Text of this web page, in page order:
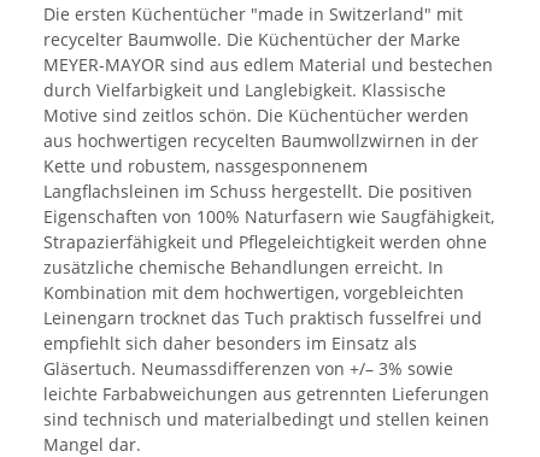
Die ersten Küchentücher "made in Switzerland" mit
recycelter Baumwolle. Die Küchentücher der Marke
MEYER-MAYOR sind aus edlem Material und bestechen
durch Vielfarbigkeit und Langlebigkeit. Klassische
Motive sind zeitlos schön. Die Küchentücher werden
aus hochwertigen recycelten Baumwollzwirnen in der
Kette und robustem, nassgesponnenem
Langflachsleinen im Schuss hergestellt. Die positiven
Eigenschaften von 100% Naturfasern wie Saugfähigkeit,
Strapazierfähigkeit und Pflegeleichtigkeit werden ohne
zusätzliche chemische Behandlungen erreicht. In
Kombination mit dem hochwertigen, vorgebleichten
Leinengarn trocknet das Tuch praktisch fusselfrei und
empfiehlt sich daher besonders im Einsatz als
Gläsertuch. Neumassdifferenzen von +/– 3% sowie
leichte Farbabweichungen aus getrennten Lieferungen
sind technisch und materialbedingt und stellen keinen
Mangel dar.